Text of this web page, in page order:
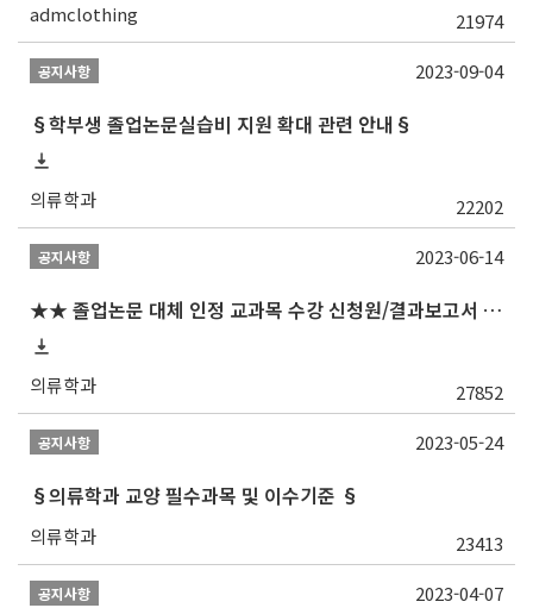
admclothing 21974
공지사항
§학부생 졸업논문실습비 지원 확대 관련 안내§
의류학과 22202
2023-09-04
공지사항
★★ 졸업논문 대체 인정 교과목 수강 신청원/결과보고서 제출일 안내 (제출서식 포함)★★
의류학과 27852
2023-06-14
공지사항
§의류학과 교양 필수과목 및 이수기준 §
의류학과 23413
2023-05-24
공지사항 2023-04-07